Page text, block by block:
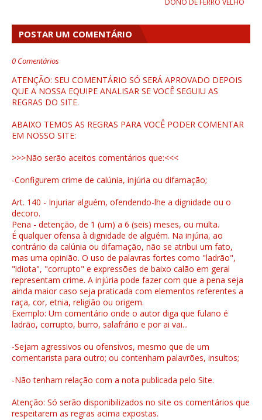
DONO DE FERRO VELHO
POSTAR UM COMENTÁRIO
0 Comentários
ATENÇÃO: SEU COMENTÁRIO SÓ SERÁ APROVADO DEPOIS
QUE A NOSSA EQUIPE ANALISAR SE VOCÊ SEGUIU AS
REGRAS DO SITE.
ABAIXO TEMOS AS REGRAS PARA VOCÊ PODER COMENTAR
EM NOSSO SITE:
>>>Não serão aceitos comentários que:<<<
-Configurem crime de calúnia, injúria ou difamação;
Art. 140 - Injuriar alguém, ofendendo-lhe a dignidade ou o
decoro.
Pena - detenção, de 1 (um) a 6 (seis) meses, ou multa.
É qualquer ofensa à dignidade de alguém. Na injúria, ao
contrário da calúnia ou difamação, não se atribui um fato,
mas uma opinião. O uso de palavras fortes como "ladrão",
"idiota", "corrupto" e expressões de baixo calão em geral
representam crime. A injúria pode fazer com que a pena seja
ainda maior caso seja praticada com elementos referentes a
raça, cor, etnia, religião ou origem.
Exemplo: Um comentário onde o autor diga que fulano é
ladrão, corrupto, burro, salafrário e por ai vai...
-Sejam agressivos ou ofensivos, mesmo que de um
comentarista para outro; ou contenham palavrões, insultos;
-Não tenham relação com a nota publicada pelo Site.
Atenção: Só serão disponibilizados no site os comentários que
respeitarem as regras acima expostas.